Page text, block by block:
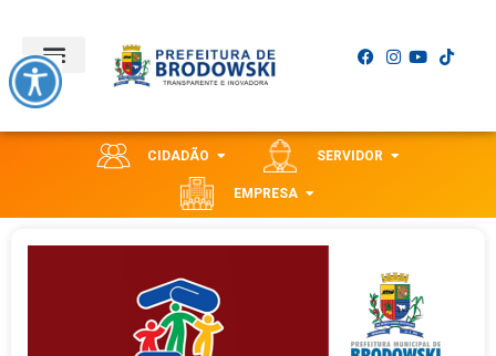
CIDADÃO SERVIDOR
EMPRESA